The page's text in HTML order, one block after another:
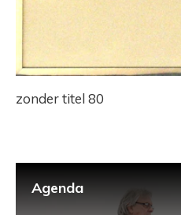
zonder titel 80
Agenda